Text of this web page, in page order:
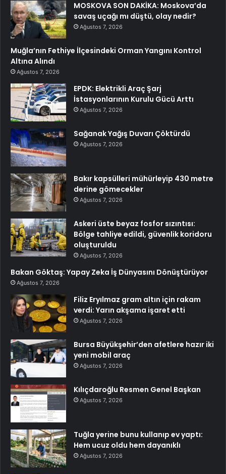
MOSKOVA SON DAKİKA: Moskova’da
savaş uçağı mı düştü, olay nedir?
Ağustos 7, 2026
Muğla’nın Fethiye İlçesindeki Orman Yangını Kontrol
Altına Alındı
Ağustos 7, 2026
EPDK: Elektrikli Araç Şarj
İstasyonlarının Kurulu Gücü Arttı
Ağustos 7, 2026
Sağanak Yağış Duvarı Çöktürdü
Ağustos 7, 2026
Bakır kapsülleri mühürleyip 430 metre
derine gömecekler
Ağustos 7, 2026
Askeri üste beyaz fosfor sızıntısı:
Bölge tahliye edildi, güvenlik koridoru
oluşturuldu
Ağustos 7, 2026
Bakan Göktaş: Yapay Zeka İş Dünyasını Dönüştürüyor
Ağustos 7, 2026
Filiz Eryılmaz gram altın için rakam
verdi: Yarın akşama işaret etti
Ağustos 7, 2026
Bursa Büyükşehir’den afetlere hazır iki
yeni mobil araç
Ağustos 7, 2026
Kılıçdaroğlu Resmen Genel Başkan
Ağustos 7, 2026
Tuğla yerine bunu kullanıp ev yaptı:
Hem ucuz oldu hem dayanıklı
Ağustos 7, 2026